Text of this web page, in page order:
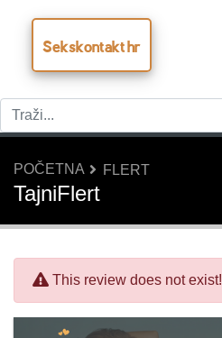
Sekskontakt hr
POČETNA FLERT
TajniFlert
This review does not exist!